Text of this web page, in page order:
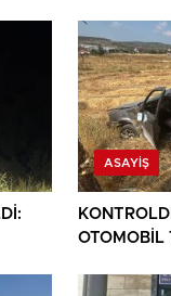
ASAYIŞ
OTOMOBİL